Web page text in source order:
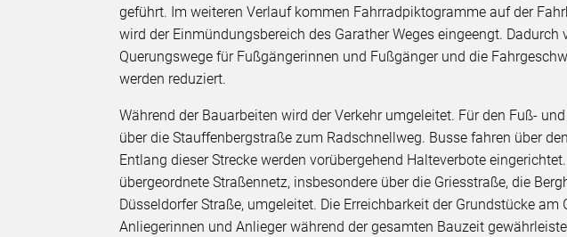
geführt. Im weiteren Verlauf kommen Fahrradpiktogramme auf der
wird der Einmündungsbereich des Garather Weges eingeengt. Dadurch
Querungswege für Fußgängerinnen und Fußgänger und die
werden reduziert.
Während der Bauarbeiten wird der Verkehr umgeleitet. Für den Fuß-
über die Stauffenbergstraße zum Radschnellweg. Busse fahren über
Entlang dieser Strecke werden vorübergehend Halteverbote
übergeordnete Straßennetz, insbesondere über die Griesstraße, die
Düsseldorfer Straße, umgeleitet. Die Erreichbarkeit der Grundstücke am
Anliegerinnen und Anlieger während der gesamten Bauzeit